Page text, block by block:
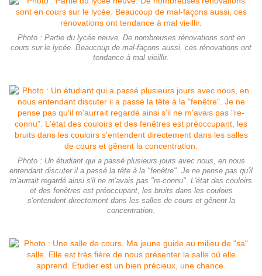
Photo : Partie du lycée neuve. De nombreuses rénovations sont en
cours sur le lycée. Beaucoup de mal-façons aussi, ces rénovations ont
tendance à mal vieillir.
Photo : Un étudiant qui a passé plusieurs jours avec nous, en nous
entendant discuter il a passé la tête à la "fenêtre". Je ne pense pas qu'il
m'aurrait regardé ainsi s'il ne m'avais pas "re-connu". L'état des couloirs
et des fenêtres est préoccupant, les bruits dans les couloirs
s'entendent directement dans les salles de cours et gênent la
concentration.